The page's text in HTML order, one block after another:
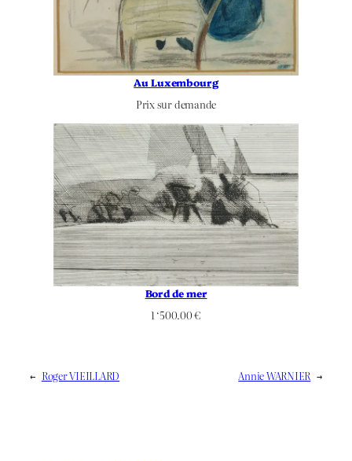
Au Luxembourg
Prix sur demande
Bord de mer
1 ‘500.00€
← Roger VIEILLARD Annie WARNIER →